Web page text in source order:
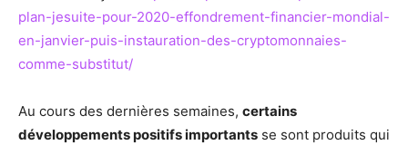
plan-jesuite-pour-2020-effondrement-financier-mondial-
en-janvier-puis-instauration-des-cryptomonnaies-
comme-substitut/
Au cours des dernières semaines, certains
développements positifs importants se sont produits qui